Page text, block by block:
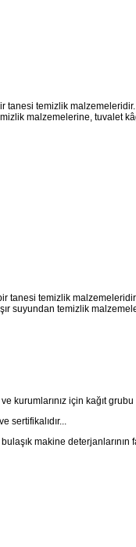
temizlik
malzemelerine, tuvalet
tanesi temizlik
suyundan temizlik
kurumlarınız için kağıt
sertifikalıdır...
makine deterjanlarının